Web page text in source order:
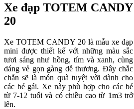
Xe đạp TOTEM CANDY
20
Xe TOTEM CANDY 20 là mẫu xe đạp
mini được thiết kế với những màu sắc
tươi sáng như hồng, tím và xanh, cùng
dáng vẻ gọn gàng dễ thương. Đây chắc
chắn sẽ là món quà tuyệt vời dành cho
các bé gái. Xe này phù hợp cho các bé
từ 7-12 tuổi và có chiều cao từ 1m3 trở
lên.